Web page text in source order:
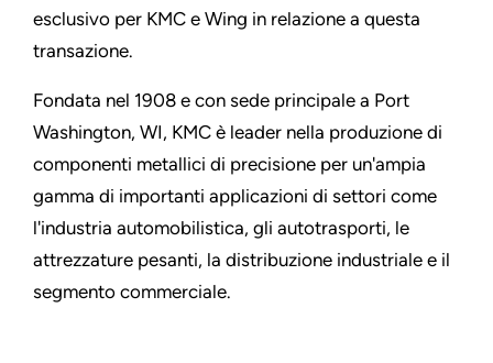
esclusivo per KMC e Wing in relazione a questa
transazione.
Fondata nel 1908 e con sede principale a Port
Washington, WI, KMC è leader nella produzione di
componenti metallici di precisione per un'ampia
gamma di importanti applicazioni di settori come
l'industria automobilistica, gli autotrasporti, le
attrezzature pesanti, la distribuzione industriale e il
segmento commerciale.